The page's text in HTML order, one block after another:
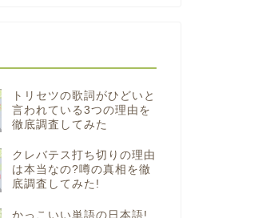
トリセツの歌詞がひどいと
言われている3つの理由を
徹底調査してみた
クレバテス打ち切りの理由
は本当なの?噂の真相を徹
底調査してみた!
かっこいい単語の日本語!